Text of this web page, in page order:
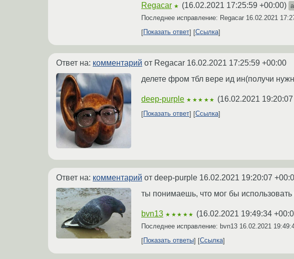
Regacar ★ (16.02.2021 17:25:59 +00:00)
Последнее исправление: Regacar 16.02.2021
Показать ответ
Ссылка
Ответ на: комментарий от Regacar 16.02.2021 17:25:59 +00:00
делете фром тбл вере ид ин(получи
deep-purple ★★★★★ (16.02.2021
Показать ответ Ссылка
Ответ на: комментарий от deep-purple 16.02.2021 19:20:07
ты понимаешь, что мог бы
bvn13 ★★★★★ (16.02.2021 19:49:34
Последнее исправление: bvn13 16.02.2021
Показать ответы
Ссылка